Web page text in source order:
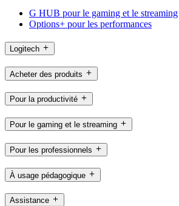
G HUB pour le gaming et le streaming
Options+ pour les performances
Logitech
Acheter des produits
Pour la productivité
Pour le gaming et le streaming
Pour les professionnels
À usage pédagogique
Assistance